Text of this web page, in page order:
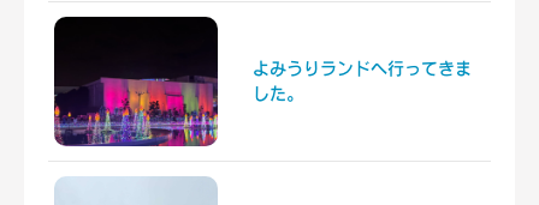
よみうりランドへ行ってきま
した。